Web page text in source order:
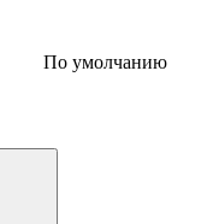
По умолчанию